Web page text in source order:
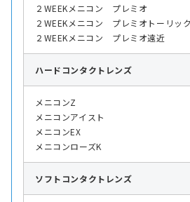
２WEEKメニコン プレミオ
２WEEKメニコン プレミオトーリック
２WEEKメニコン プレミオ遠近
ハード コンタクトレンズ
メニコンZ
メニコンアイスト
メニコンEX
メニコンローズK
ソフト コンタクトレンズ